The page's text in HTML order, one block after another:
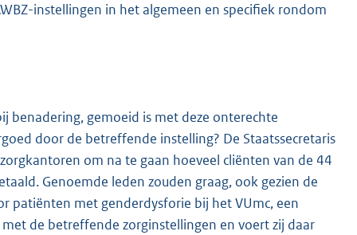
instellingen in het algemeen en specifiek rondom
benadering, gemoeid is met deze onterechte
door de betreffende instelling? De Staatssecretaris
om na te gaan hoeveel cliënten van de 44
Genoemde leden zouden graag, ook gezien de
patiënten met genderdysforie bij het VUmc, een
de betreffende zorginstellingen en voert zij daar